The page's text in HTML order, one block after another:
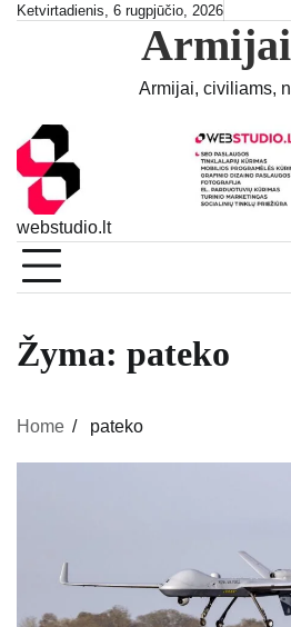
SkipKetvirtadienis, 6 rugpjūčio, 2026
Armijai, civiliams,
webstudio.lt
Žyma: pateko
Home pateko